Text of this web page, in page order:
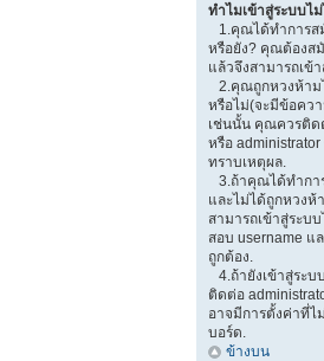
ทำไมเข้าสู่ระบบไ
1.คุณได้ทำการส
หรือยัง? คุณต้องส
แล้วจึงสามารถเข้า
2.คุณถูกหวงห้าม
หรือไม่(จะมีข้อคว
เช่นนั้น คุณควรติด
หรือ
ทราบเหตุผล.
3.ถ้าคุณได้ทำกา
และไม่ได้ถูกหวงห้
สามารถเข้าสู่ระบ
สอบ username แ
ถูกต้อง.
4.ถ้ายังเข้าสู่ระ
ติดต่อ
อาจมีการตั้งค่าที่ไ
บอร์ด.
ข้างบน